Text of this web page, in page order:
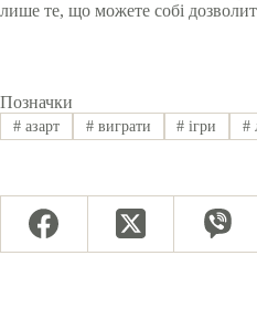
лише те, що можете собі
Позначки
#азарт #виграти # ігри #